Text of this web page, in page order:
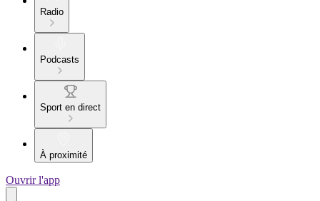
Radio
Podcasts
Sport en direct
À proximité
Ouvrir l'app